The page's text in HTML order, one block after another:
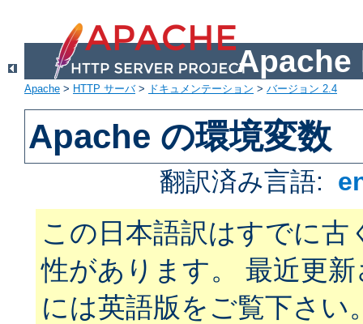
Apache
Apache > HTTP サーバ> ドキュメンテーション > バージョン 2.4
Apache の環境変数
翻訳済み言語:
この日本語訳はすでに古
性があります。 最近更
には英語版をご覧下さい